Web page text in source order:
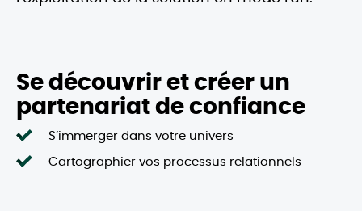
Se découvrir et créer un
partenariat de confiance
S’immerger dans votre univers
Cartographier vos processus relationnels